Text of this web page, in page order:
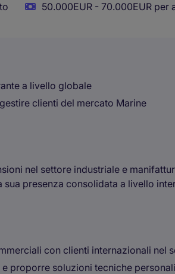
50.000EUR - 70.000EUR per
a livello globale
clienti del mercato Marine
nel settore industriale e
presenza consolidata a livello
con clienti internazionali nel
proporre soluzioni tecniche